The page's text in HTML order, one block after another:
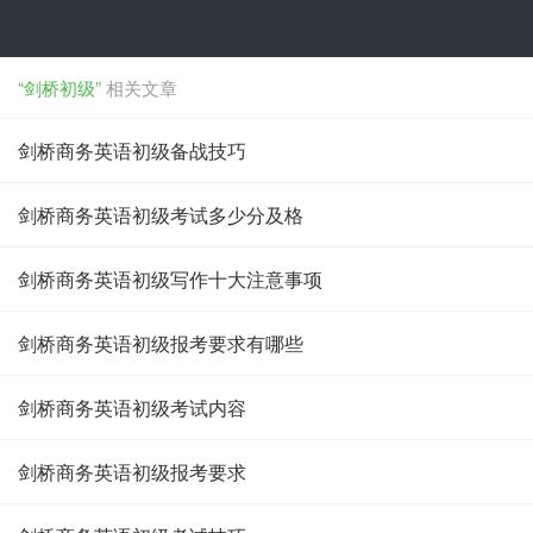
“剑桥初级”相关文章
剑桥商务英语初级备战技巧
剑桥商务英语初级考试多少分及格
剑桥商务英语初级写作十大注意事项
剑桥商务英语初级报考要求有哪些
剑桥商务英语初级考试内容
剑桥商务英语初级报考要求